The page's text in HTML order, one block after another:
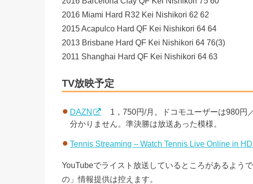
2016 Miami Hard R32 Kei Nishikori 62 62
2015 Acapulco Hard QF Kei Nishikori 64 64
2013 Brisbane Hard QF Kei Nishikori 64 76(3)
2011 Shanghai Hard QF Kei Nishikori 64 63
TV放映予定
DAZN
1，750円/月。ドコモユーザーは980
分かりません。準決勝は放送あった模様。
Tennis Streaming – Watch Tennis Live Online in HD
YouTubeでライスト放送しているところがあるよう
の」情報提供は控えます。